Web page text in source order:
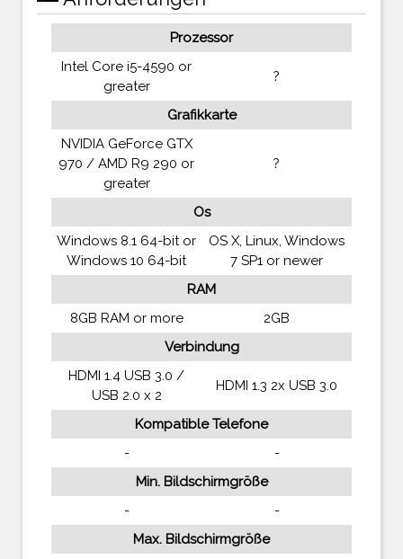
Prozessor
Intel Core i5-4590 or
greater
?
Grafikkarte
NVIDIA GeForce GTX
970 / AMD R9 290 or
greater
?
Os
Windows 8.1 64-bit or
Windows 10 64-bit
OS X, Linux, Windows
7 SP1 or newer
RAM
8GB RAM or more
2GB
Verbindung
HDMI 1.4 USB 3.0 /
USB 2.0 x 2
HDMI 1.3 2x USB 3.0
Kompatible Telefone
-
-
Min. Bildschirmgröße
-
-
Max. Bildschirmgröße